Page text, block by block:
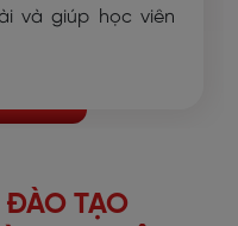
và giúp học viên
ĐÀO TẠO